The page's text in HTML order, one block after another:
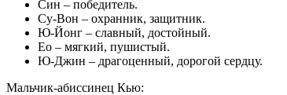
Син – победитель.
Су-Вон – охранник, защитник.
Ю-Йонг – славный, достойный.
Ео – мягкий, пушистый.
Ю-Джин – драгоценный, дорогой сердцу.
Мальчик-абиссинец Кью: